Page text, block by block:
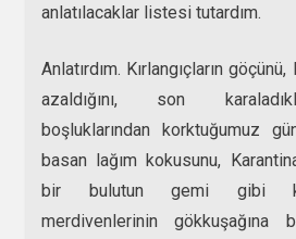
anlatılacaklar listesi tutardım.
Anlatırdım. Kırlangıçların
azaldığını, son
boşluklarından korktuğumuz
basan lağım kokusunu,
bir bulutun gemi gibi
merdivenlerinin gökkuşağına